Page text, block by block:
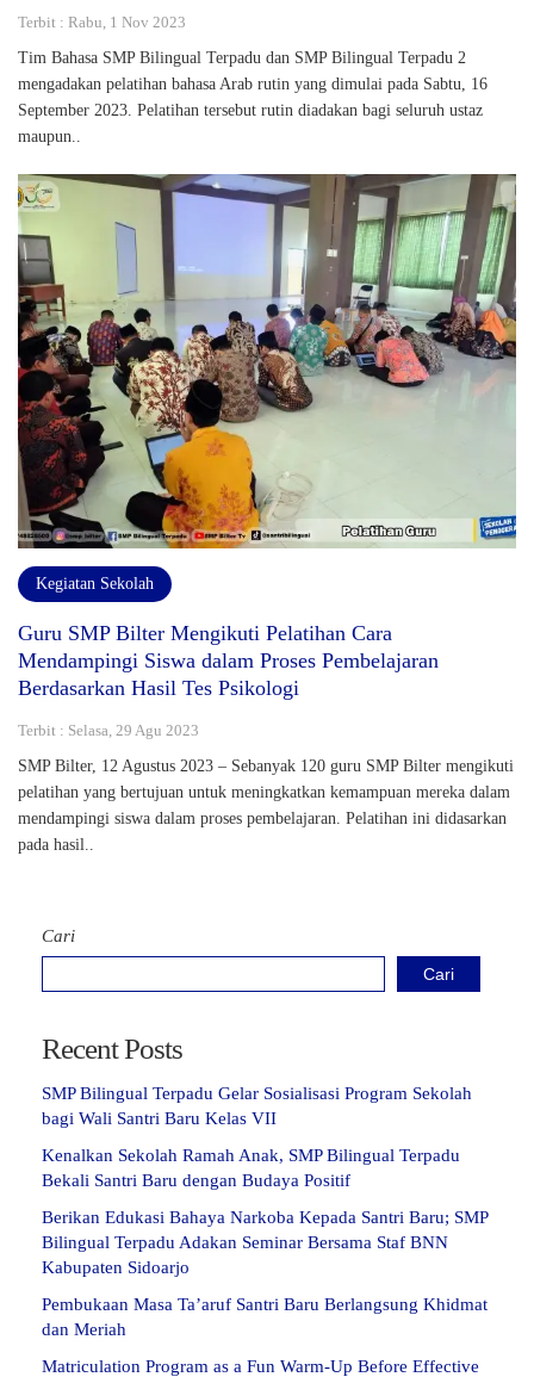
Terbit : Rabu, 1 Nov 2023
Tim Bahasa SMP Bilingual Terpadu dan SMP Bilingual Terpadu 2
mengadakan pelatihan bahasa Arab rutin yang dimulai pada Sabtu, 16
September 2023. Pelatihan tersebut rutin diadakan bagi seluruh ustaz
maupun..
Kegiatan Sekolah
Guru SMP Bilter Mengikuti Pelatihan Cara
Mendampingi Siswa dalam Proses Pembelajaran
Berdasarkan Hasil Tes Psikologi
Terbit : Selasa, 29 Agu 2023
SMP Bilter, 12 Agustus 2023 – Sebanyak 120 guru SMP Bilter mengikuti
pelatihan yang bertujuan untuk meningkatkan kemampuan mereka dalam
mendampingi siswa dalam proses pembelajaran. Pelatihan ini didasarkan
pada hasil..
Cari
Cari
Recent Posts
SMP Bilingual Terpadu Gelar Sosialisasi Program Sekolah
bagi Wali Santri Baru Kelas VII
Kenalkan Sekolah Ramah Anak, SMP Bilingual Terpadu
Bekali Santri Baru dengan Budaya Positif
Berikan Edukasi Bahaya Narkoba Kepada Santri Baru; SMP
Bilingual Terpadu Adakan Seminar Bersama Staf BNN
Kabupaten Sidoarjo
Pembukaan Masa Ta’aruf Santri Baru Berlangsung Khidmat
dan Meriah
Matriculation Program as a Fun Warm-Up Before Effective